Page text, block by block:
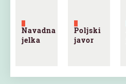
Navadna
jelka
Poljski
javor